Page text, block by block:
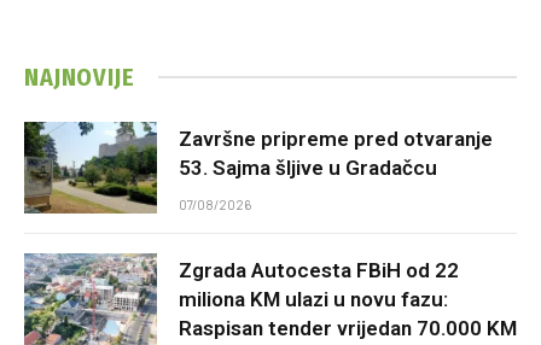
NAJNOVIJE
Završne pripreme pred otvaranje
53. Sajma šljive u Gradačcu
07/08/2026
Zgrada Autocesta FBiH od 22
miliona KM ulazi u novu fazu:
Raspisan tender vrijedan 70.000 KM